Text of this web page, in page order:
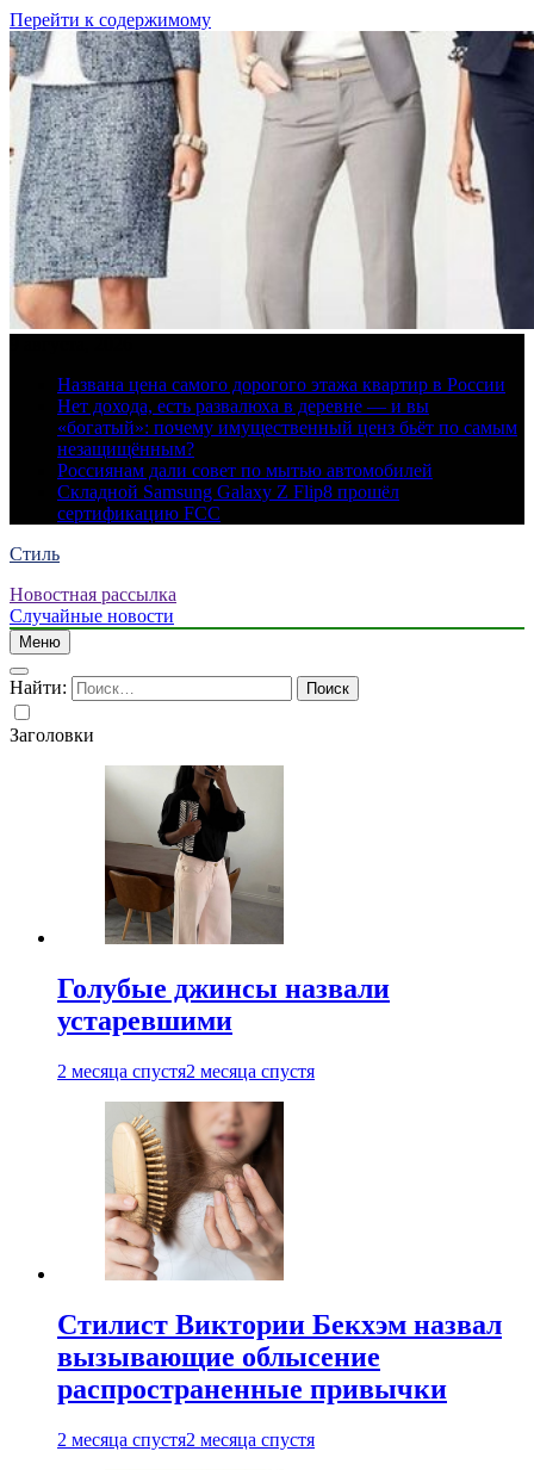
Перейти к содержимому
Названа цена самого дорогого этажа квартир в России
Нет дохода, есть развалюха в деревне — и вы
«богатый»: почему имущественный ценз бьёт по самым
незащищённым?
Россиянам дали совет по мытью автомобилей
Складной Samsung Galaxy Z Flip8 прошёл
сертификацию FCC
Стиль
Новостная рассылка
Случайные новости
Меню
Найти:
Заголовки
Голубые джинсы назвали
устаревшими
2 месяца спустя2 месяца спустя
Стилист Виктории Бекхэм назвал
вызывающие облысение
распространенные привычки
2 месяца спустя2 месяца спустя